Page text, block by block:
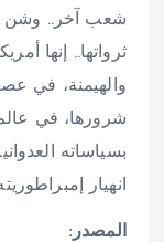
شعب آخر.. وشن
ثرواتها.. إنها
والهيمنة، في
شرورها، في
بسياساته
انهيار
المصدر: